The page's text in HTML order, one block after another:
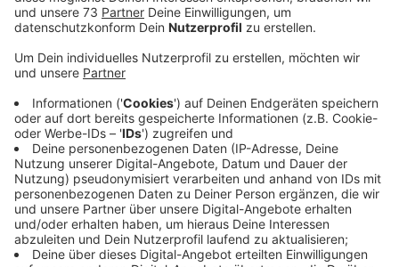
Deutschland konnte diese besondere Himmelslage
beobachtet werden. Einige Personen glauben es
handelt sich um Kometen und Andere vergleichen es
mit den leuchtende Streifen im August im letztem
Jahr, wo es sich um Teile des Starling-Satelliten
gehandelt hat, der verglüht ist. Ob das Ereignis von
heute Nacht eine gleiche Situation widerspiegelt ist
noch unklar. Das Video von dem ungewöhnlichen
Streif am Nachthimmel könnt Ihr Euch hier selber
anschauen!
Anzeige